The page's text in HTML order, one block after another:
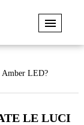
Amber LED?
LE LUCI